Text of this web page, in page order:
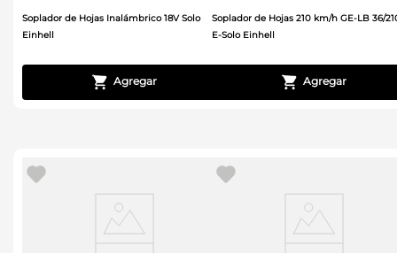
Soplador de Hojas Inalámbrico 18V Solo
Einhell
Soplador de Hojas 210 km/h GE-LB 36/
E-Solo Einhell